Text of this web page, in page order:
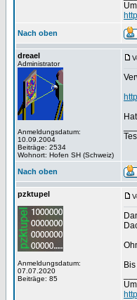
Nach oben
dreael
Administrator
Anmeldungsdatum:
10.09.2004
Beiträge: 2534
Wohnort: Hofen SH (Schweiz)
Nach oben
pzktupel
Anmeldungsdatum:
07.07.2020
Beiträge: 85